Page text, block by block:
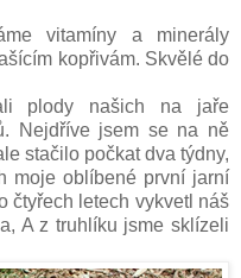
vitamíny a minerály
kopřivám. Skvělé do
plody našich na jaře
Nejdříve jsem se na ně
stačilo počkat dva týdny,
moje oblíbené první jarní
čtyřech letech vykvetl náš
A z truhlíku jsme sklízeli